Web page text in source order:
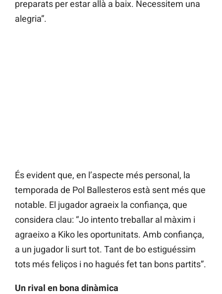
preparats per estar allà a baix. Necessitem una
alegria”.
És evident que, en l’aspecte més personal, la
temporada de Pol Ballesteros està sent més que
notable. El jugador agraeix la confiança, que
considera clau: “Jo intento treballar al màxim i
agraeixo a Kiko les oportunitats. Amb confiança,
a un jugador li surt tot. Tant de bo estiguéssim
tots més feliços i no hagués fet tan bons partits”.
Un rival en bona dinàmica